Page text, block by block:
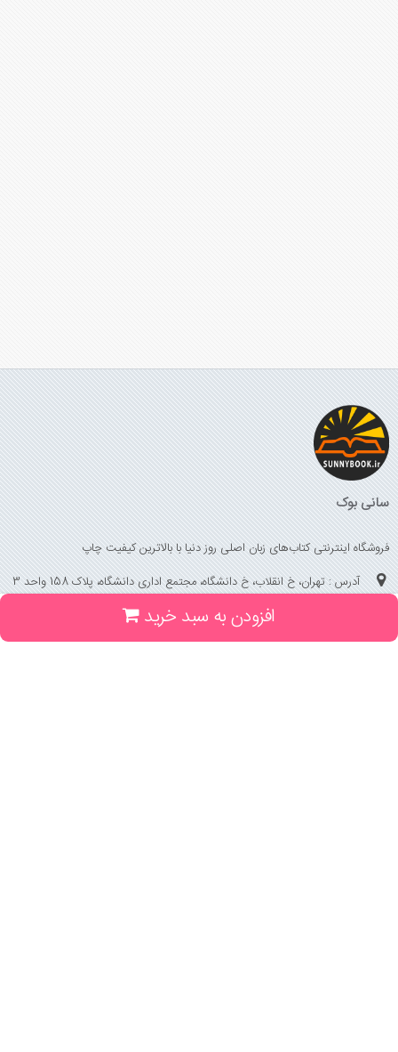
افزودن به سبد خرید
سانی بوک
فروشگاه اینترنتی کتاب‌های زبان اصلی روز دنیا با بالاترین کیفیت چاپ
آدرس : تهران، خ انقلاب، خ دانشگاه، مجتمع اداری دانشگاه، پلاک 158 واحد 3
تماس حاصل فرمایید)